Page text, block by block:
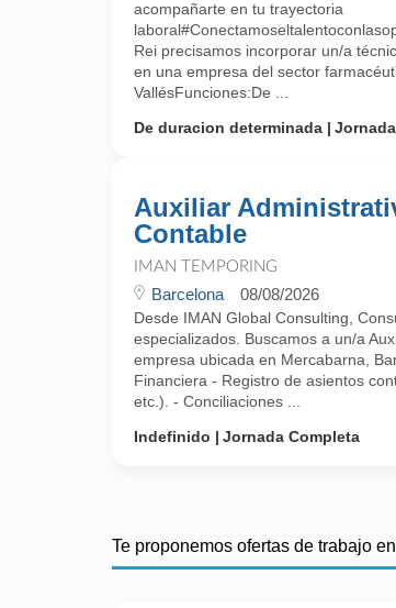
acompañarte en tu trayectoria
Rei precisamos incorporar un/a
en una empresa del sector
VallésFunciones:De ...
De duracion determinada
Auxiliar
Contable
IMAN TEMPORING
Barcelona 08/08/2026
Desde IMAN Global Consulting,
especializados. Buscamos a un/a
empresa ubicada en Mercabarna,
Financiera - Registro de asientos
etc.). - Conciliaciones ...
Indefinido
Jornada Completa
Te proponemos ofertas de trabajo en